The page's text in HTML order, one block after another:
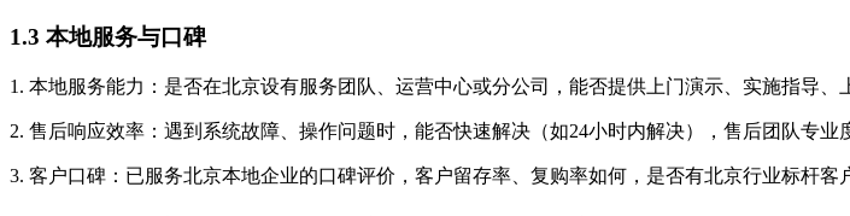
1.3 本地服务与口碑
1. 本地服务能力：是否在北京设有服务团队、运营中心或分公司，能否提供上门演示、实施指导
2. 售后响应效率：遇到系统故障、操作问题时，能否快速解决（如24小时内解决），售后团队专业
3. 客户口碑：已服务北京本地企业的口碑评价，客户留存率、复购率如何，是否有北京行业标杆客